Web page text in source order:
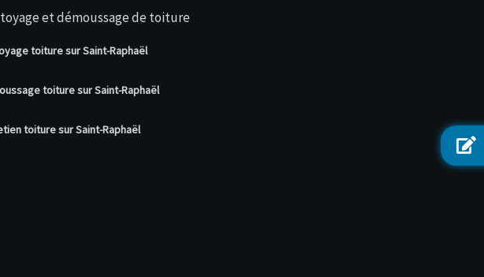
et démoussage de toiture
toiture sur Saint-Raphaël
toiture sur Saint-Raphaël
toiture sur Saint-Raphaël